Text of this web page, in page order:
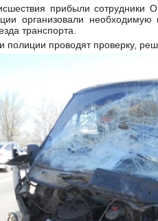
прибыли
организовали
транспорта.
проводят проверку,